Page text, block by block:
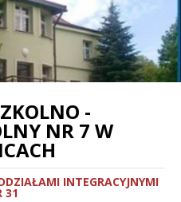
-
NR 7 W
INTEGRACYJNYMI
31